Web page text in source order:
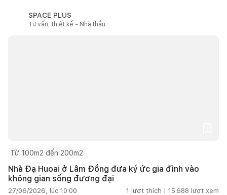
SPACE PLUS
Tư vấn, thiết kế - Nhà thầu
Từ 100m2 đến 200m2
Nhà Đạ Huoai ở Lâm Đồng đưa ký ức gia đình vào
không gian sống đương đại
27/06/2026, lúc 10:00 1 lượt thích | 15.688 lượt xem